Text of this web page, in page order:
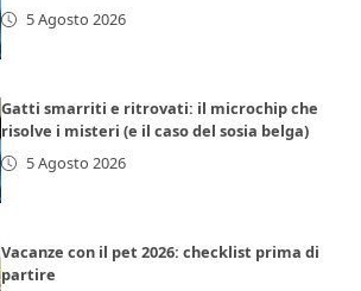
5 Agosto 2026
Gatti smarriti e ritrovati: il microchip che
risolve i misteri (e il caso del sosia belga)
5 Agosto 2026
Vacanze con il pet 2026: checklist prima di
partire